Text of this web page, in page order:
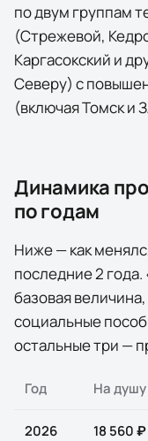
по двум группам
(Стрежевой,
Каргасокский и
Северу) с
(включая Томск и
Динамика
по годам
Ниже — как
последние2 года.
базовая
социальные
остальные три —
Год На душу
2026 18 560 ₽